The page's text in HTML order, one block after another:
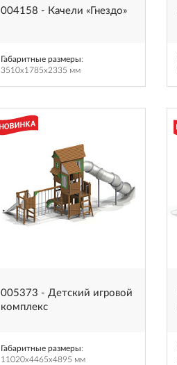
004158 - Качели «Гнездо»
Габаритные размеры:
3510x1785x2335 мм
005373 - Детский игровой
комплекс
Габаритные размеры:
11020x4465x4895 мм